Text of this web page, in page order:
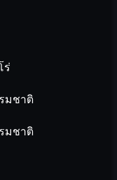
ร่
มชาติ
มชาติ